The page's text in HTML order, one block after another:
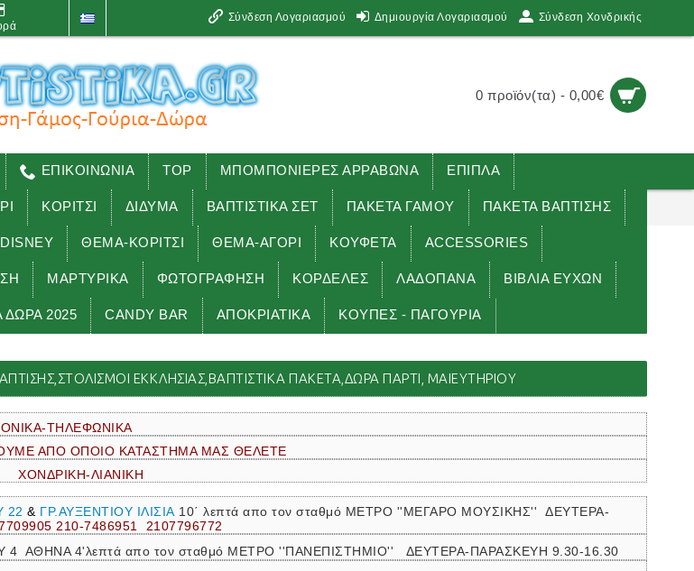
Σύνδεση Λογαριασμού Δημιουργία Λογαριασμού Σύνδεση Χονδρικής
0 προϊόν(τα) - 0,00€
ΕΠΙΚΟΙΝΩΝΙΑ TOP ΜΠΟΜΠΟΝΙΕΡΕΣ ΑΡΡΑΒΩΝΑ ΕΠΙΠΛΑ
ΚΟΡΙΤΣΙ ΔΙΔΥΜΑ ΒΑΠΤΙΣΤΙΚΑ ΣΕΤ ΠΑΚΕΤΑ ΓΑΜΟΥ ΠΑΚΕΤΑ ΒΑΠΤΙΣΗΣ
DISNEY ΘΕΜΑ-ΚΟΡΙΤΣΙ ΘΕΜΑ-ΑΓΟΡΙ ΚΟΥΦΕΤΑ ACCESSORIES
ΜΑΡΤΥΡΙΚΑ ΦΩΤΟΓΡΑΦΗΣΗ ΚΟΡΔΕΛΕΣ ΛΑΔΟΠΑΝΑ ΒΙΒΛΙΑ ΕΥΧΩΝ
2025 CANDY BAR ΑΠΟΚΡΙΑΤΙΚΑ ΚΟΥΠΕΣ - ΠΑΓΟΥΡΙΑ
βάπτισης,στολισμοί εκκλησίας,βαπτιστικά πακέτα,δώρα πάρτι, μαιευτηρίου
ΕΚΚΛΗΣΊΑΣ,ΒΑΠΤΙΣΤΙΚΆ ΠΑΚΈΤΑ,ΔΏΡΑ ΠΆΡΤΙ, ΜΑΙΕΥΤΗΡΊΟΥ
ΤΗΛΕΦΩΝΙΚΑ
ΑΠΟ ΟΠΟΙΟ ΚΑΤΑΣΤΗΜΑ ΜΑΣ ΘΕΛΕΤΕ
ΛΙΑΝΙΚΗ
22 & ΓΡ.ΑΥΞΕΝΤΙΟΥ ΙΛΙΣΙΑ 10΄ λεπτά απο τον σταθμό ΜΕΤΡΟ ''ΜΕΓΑΡΟ ΜΟΥΣΙΚΗΣ''
ΔΕΥΤΕΡΑ-
210-7486951 2107796772
4 ΑΘΗΝΑ 4'λεπτά απο τον σταθμό ΜΕΤΡΟ ''ΠΑΝΕΠΙΣΤΗΜΙΟ'' ΔΕΥΤΕΡΑ-ΠΑΡΑΣΚΕΥΗ 9.30-16.30